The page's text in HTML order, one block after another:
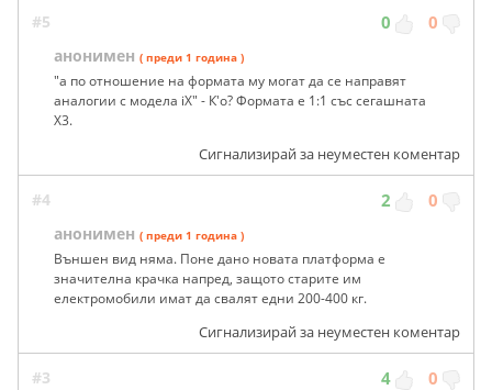
#5 0 0
анонимен ( преди 1 година )
"а по отношение на формата му могат да се направят
аналогии с модела iX" - К'о? Формата е 1:1 със сегашната
Х3.
Сигнализирай за неуместен коментар
#4 2 0
анонимен ( преди 1 година )
Външен вид няма. Поне дано новата платформа е
значителна крачка напред, защото старите им
електромобили имат да свалят едни 200-400 кг.
Сигнализирай за неуместен коментар
#3 4 0